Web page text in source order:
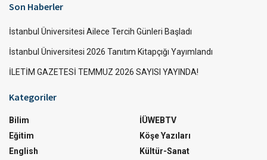
Son Haberler
İstanbul Üniversitesi Ailece Tercih Günleri Başladı
İstanbul Üniversitesi 2026 Tanıtım Kitapçığı Yayımlandı
İLETİM GAZETESİ TEMMUZ 2026 SAYISI YAYINDA!
Kategoriler
Bilim
Eğitim
English
İÜWEBTV
Köşe Yazıları
Kültür-Sanat